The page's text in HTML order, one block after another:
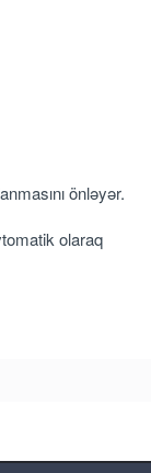
önləyər.
olaraq